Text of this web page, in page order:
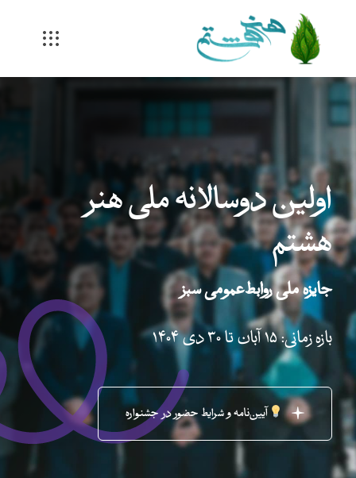
content
اولین دوسالانه ملی هنر
هشتم
جایزه ملی روابط‌عمومی سبز
بازه زمانی: ۱۵ آبان تا ۳۰ دی ۱۴۰۴
آیین‌نامه و شرایط حضور در جشنواره